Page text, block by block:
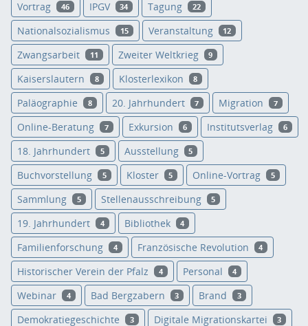
Vortrag 46 IPGV 34 Tagung 22
Nationalsozialismus 15 Veranstaltung 12
Zwangsarbeit 11 Zweiter Weltkrieg 9
Kaiserslautern 8 Klosterlexikon 8
Paläographie 8 20. Jahrhundert 7 Migration 7
Online-Beratung 7 Exkursion 6 Institutsverlag 6
18. Jahrhundert 5 Ausstellung 5
Buchvorstellung 5 Kloster 5 Online-Vortrag 5
Sammlung 5 Stellenausschreibung 5
19. Jahrhundert 4 Bibliothek 4
Familienforschung 4 Französische Revolution 4
Historischer Verein der Pfalz 4 Personal 4
Webinar 4 Bad Bergzabern 3 Brand 3
Demokratiegeschichte 3 Digitale Migrationskartei 3